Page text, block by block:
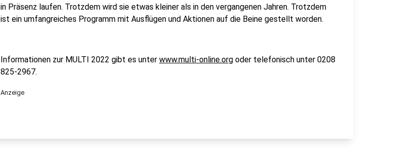
in Präsenz laufen. Trotzdem wird sie etwas kleiner als in den vergangenen Jahren. Trotzdem
ist ein umfangreiches Programm mit Ausflügen und Aktionen auf die Beine gestellt worden.
Informationen zur MULTI 2022 gibt es unter www.multi-online.org oder telefonisch unter 0208
825-2967.
Anzeige